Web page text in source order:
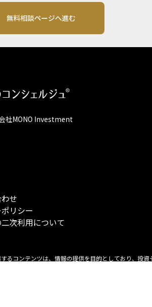
無料相談ページへ進む
社MONO Investment
せ
リシー
次利用について
るコンテンツは、情報の提供を目的としており、投資